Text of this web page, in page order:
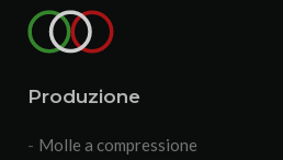
Produzione
Molle a compressione